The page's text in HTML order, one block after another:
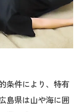
条件により、特有
島県は山や海に囲